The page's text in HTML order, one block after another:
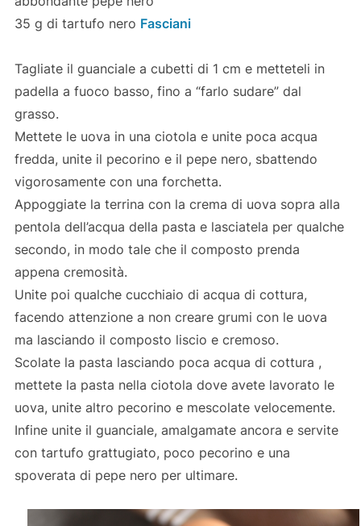
35 g di tartufo nero Fasciani
Tagliate il guanciale a cubetti di 1 cm e metteteli in
padella a fuoco basso, fino a “farlo sudare” dal
grasso.
Mettete le uova in una ciotola e unite poca acqua
fredda, unite il pecorino e il pepe nero, sbattendo
vigorosamente con una forchetta.
Appoggiate la terrina con la crema di uova sopra alla
pentola dell’acqua della pasta e lasciatela per qualche
secondo, in modo tale che il composto prenda
appena cremosità.
Unite poi qualche cucchiaio di acqua di cottura,
facendo attenzione a non creare grumi con le uova
ma lasciando il composto liscio e cremoso.
Scolate la pasta lasciando poca acqua di cottura ,
mettete la pasta nella ciotola dove avete lavorato le
uova, unite altro pecorino e mescolate velocemente.
Infine unite il guanciale, amalgamate ancora e servite
con tartufo grattugiato, poco pecorino e una
spoverata di pepe nero per ultimare.